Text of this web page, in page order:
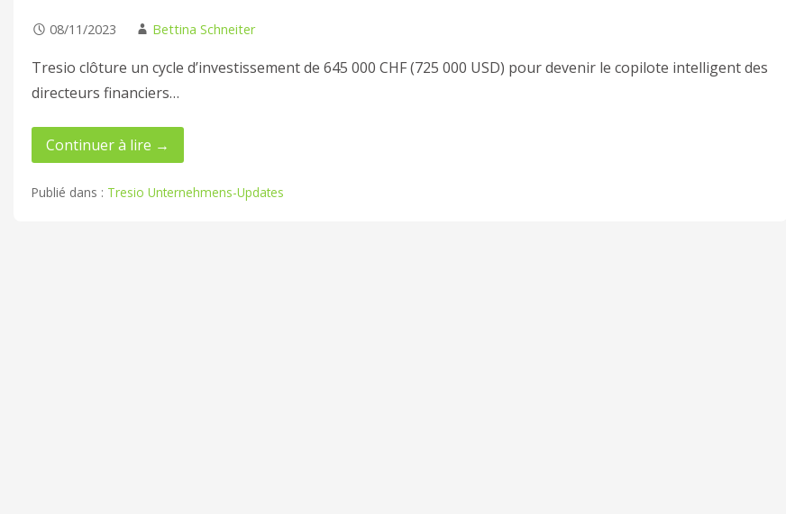
08/11/2023 Bettina Schneiter
Tresio clôture un cycle d’investissement de 645 000 CHF (725 000 USD) pour devenir le copilote intelligent des
directeurs financiers…
Continuer à lire →
Publié dans : Tresio Unternehmens-Updates